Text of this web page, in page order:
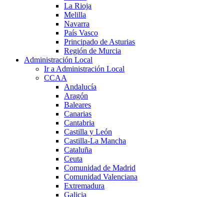
La Rioja
Melilla
Navarra
País Vasco
Principado de Asturias
Región de Murcia
Administración Local
Ir a Administración Local
CCAA
Andalucía
Aragón
Baleares
Canarias
Cantabria
Castilla y León
Castilla-La Mancha
Cataluña
Ceuta
Comunidad de Madrid
Comunidad Valenciana
Extremadura
Galicia